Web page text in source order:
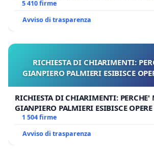
E/O DI FAR APRIRE IL RELATIVO
5 410 firme
Avviso di trasparenza
RICHIESTA DI CHIARIMENTI:
GIANPIERO PALMIERI ESIBISCE
RICHIESTA DI CHIARIMENTI: PERCHE'
GIANPIERO PALMIERI ESIBISCE
1 504 firme
Avviso di trasparenza